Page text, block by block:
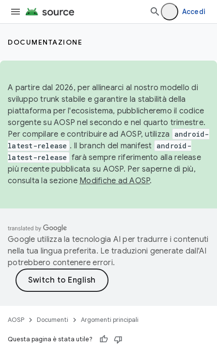
Accedi
DOCUMENTAZIONE
A partire dal 2026, per allinearci al nostro modello di
sviluppo trunk stabile e garantire la stabilità della
piattaforma per l'ecosistema, pubblicheremo il codice
sorgente su AOSP nel secondo e nel quarto trimestre.
Per compilare e contribuire ad AOSP, utilizza
android-
latest-release . Il branch del manifest android-
latest-release farà sempre riferimento alla release
più recente pubblicata su AOSP. Per saperne di più,
consulta la sezione Modifiche ad AOSP.
Google utilizza la tecnologia AI per tradurre i contenuti
nella tua lingua preferita. Le traduzioni generate dall'AI
potrebbero contenere errori.
AOSP Documenti Argomenti principali
Questa pagina è stata utile?